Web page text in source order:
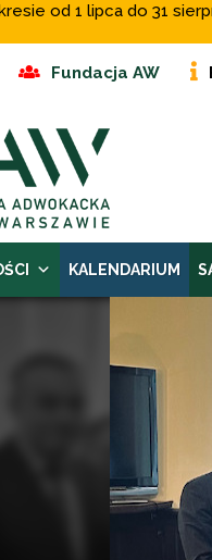
od 1 lipca do 31
Fundacja AW
KALENDARIUM